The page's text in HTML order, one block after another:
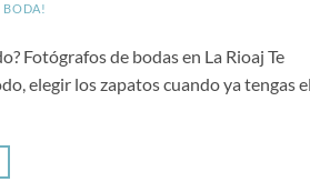
BODA!
Fotógrafos de bodas en La Rioaj Te
elegir los zapatos cuando ya tengas